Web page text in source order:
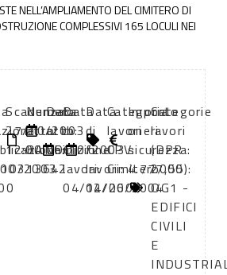
NELL’AMPLIAMENTO DEL CIMITERO DI
COMPLESSIVI 165 LOCULI NEI
2003
Scadenza:
27/10/2003
12:00
Numero
atto:
BANDO
13642
Data
atto:
06/10/2003
Data
di
inizio
lavori:
04/12/2003
Data
di
fine
lavori:
04/06/2004
Categoria
lavori
CPV:
Cimitero
Importo
oneri
sicurezza:
4.777,55
Categorie
lavori
(DPR
2000):
OG1 -
EDIFICI
CIVILI
E